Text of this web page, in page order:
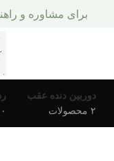
دوربین دنده عقب
۲ محصولات
۰ محصول
برای مشاوره و راهنمایی